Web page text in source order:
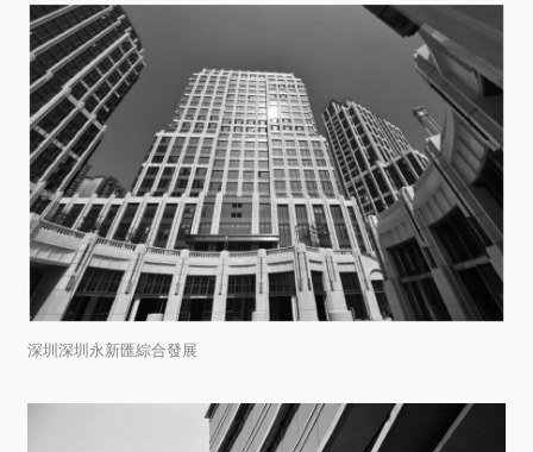
深圳深圳永新匯綜合發展